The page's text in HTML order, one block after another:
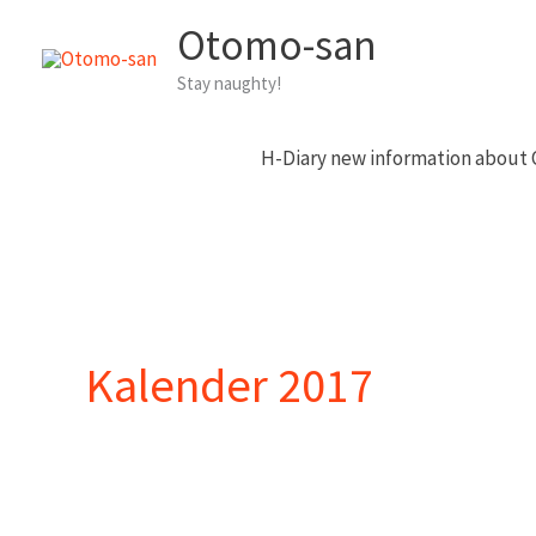
Inhalt
Otomo-san
Stay naughty!
H-Diary new information about
Kalender 2017